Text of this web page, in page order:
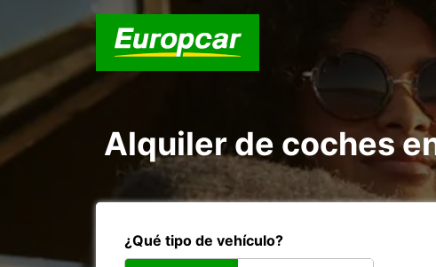
Alquiler de coches
¿Qué tipo de vehículo?